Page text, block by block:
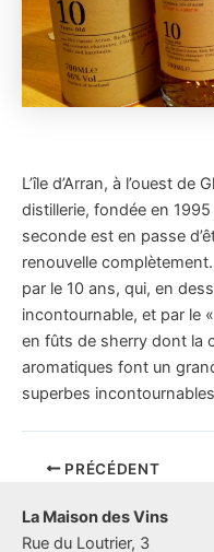
L’île d’Arran, à l’ouest de
distillerie, fondée en
seconde est en passe
renouvelle
par le 10 ans, qui, en
incontournable, et par le
en fûts de sherry dont la
aromatiques font un
superbes
Navigation
articles
PRÉCÉDENT
La Maison des Vins
Rue du Loutrier, 3